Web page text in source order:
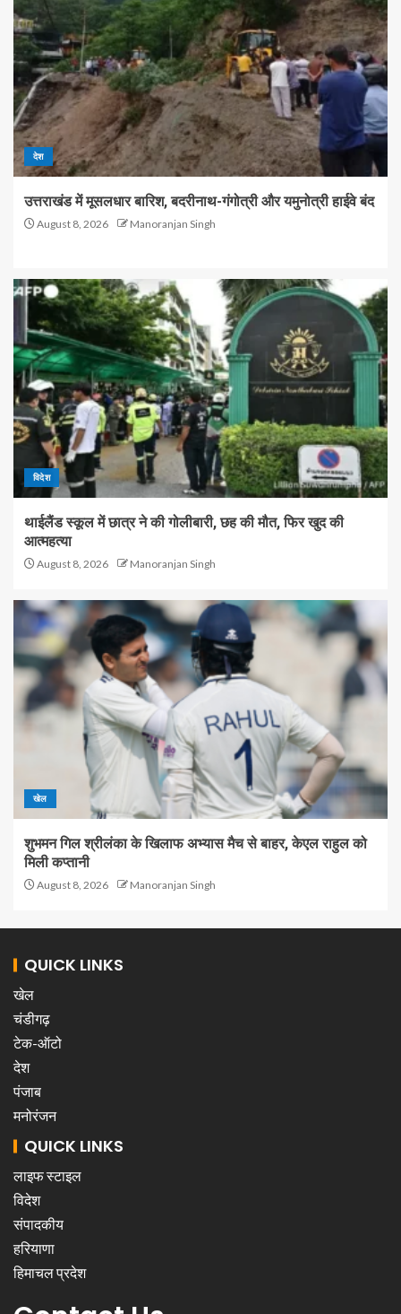
देश
उत्तराखंड में मूसलधार बारिश, बदरीनाथ-गंगोत्री और यमुनोत्री हाईवे बंद
August 8, 2026 Manoranjan Singh
विदेश
थाईलैंड स्कूल में छात्र ने की गोलीबारी, छह की मौत, फिर खुद की
आत्महत्या
August 8, 2026 Manoranjan Singh
खेल
शुभमन गिल श्रीलंका के खिलाफ अभ्यास मैच से बाहर, केएल राहुल को
मिली कप्तानी
August 8, 2026 Manoranjan Singh
QUICK LINKS
खेल
चंडीगढ़
टेक-ऑटो
देश
पंजाब
मनोरंजन
QUICK LINKS
लाइफ स्टाइल
विदेश
संपादकीय
हरियाणा
हिमाचल प्रदेश